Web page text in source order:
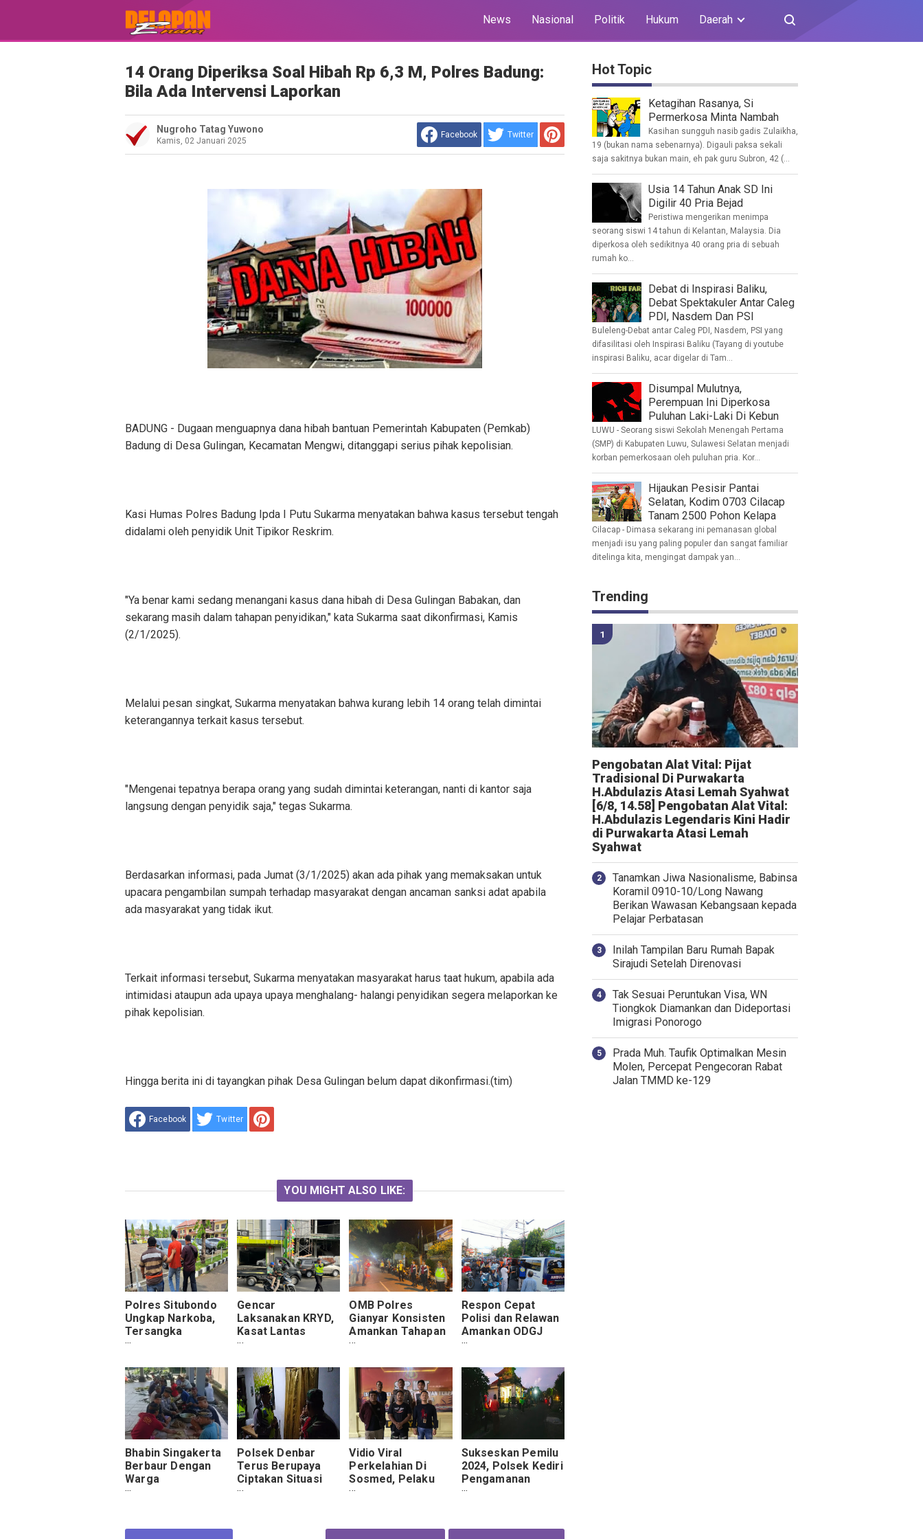
News Nasional Politik Hukum Daerah
14 Orang Diperiksa Soal Hibah Rp 6,3 M, Polres Badung:
Bila Ada Intervensi Laporkan
Nugroho Tatag Yuwono
Kamis, 02 Januari 2025
Facebook Twitter
BADUNG - Dugaan menguapnya dana hibah bantuan Pemerintah Kabupaten (Pemkab)
Badung di Desa Gulingan, Kecamatan Mengwi, ditanggapi serius pihak kepolisian.
Kasi Humas Polres Badung Ipda I Putu Sukarma menyatakan bahwa kasus tersebut tengah
didalami oleh penyidik Unit Tipikor Reskrim.
"Ya benar kami sedang menangani kasus dana hibah di Desa Gulingan Babakan, dan
sekarang masih dalam tahapan penyidikan," kata Sukarma saat dikonfirmasi, Kamis
(2/1/2025).
Melalui pesan singkat, Sukarma menyatakan bahwa kurang lebih 14 orang telah dimintai
keterangannya terkait kasus tersebut.
"Mengenai tepatnya berapa orang yang sudah dimintai keterangan, nanti di kantor saja
langsung dengan penyidik saja," tegas Sukarma.
Berdasarkan informasi, pada Jumat (3/1/2025) akan ada pihak yang memaksakan untuk
upacara pengambilan sumpah terhadap masyarakat dengan ancaman sanksi adat apabila
ada masyarakat yang tidak ikut.
Terkait informasi tersebut, Sukarma menyatakan masyarakat harus taat hukum, apabila ada
intimidasi ataupun ada upaya upaya menghalang- halangi penyidikan segera melaporkan ke
pihak kepolisian.
Hingga berita ini di tayangkan pihak Desa Gulingan belum dapat dikonfirmasi.(tim)
Facebook Twitter
YOU MIGHT ALSO LIKE:
Polres Situbondo
Ungkap Narkoba,
Tersangka
Pengedar dan
Berhasil
Diamankan
Gencar
Laksanakan KRYD,
Kasat Lantas
Kompol Dian :
Pelanggar Yang
Ditemukan
OMB Polres
Gianyar Konsisten
Amankan Tahapan
Pemilu 2024
Respon Cepat
Polisi dan Relawan
Amankan ODGJ
yang Acungkan
Besar Kota Malang
Bhabin Singakerta
Berbaur Dengan
Warga
Melaksanakan
Polsek Denbar
Terus Berupaya
Ciptakan Situasi
Kondusif Jelang
Vidio Viral
Perkelahian Di
Sosmed, Pelaku
Sudah Klarifikasi
Polres Badung
Sukseskan Pemilu
2024, Polsek Kediri
Pengamanan
Simakrama di
Hot Topic
Ketagihan Rasanya, Si
Permerkosa Minta Nambah
Kasihan sungguh nasib gadis Zulaikha,
19 (bukan nama sebenarnya). Digauli paksa sekali
saja sakitnya bukan main, eh pak guru Subron, 42 (...
Usia 14 Tahun Anak SD Ini
Digilir 40 Pria Bejad
Peristiwa mengerikan menimpa
seorang siswi 14 tahun di Kelantan, Malaysia. Dia
diperkosa oleh sedikitnya 40 orang pria di sebuah
rumah ko...
Debat di Inspirasi Baliku,
Debat Spektakuler Antar Caleg
PDI, Nasdem Dan PSI
Buleleng-Debat antar Caleg PDI, Nasdem, PSI yang
difasilitasi oleh Inspirasi Baliku (Tayang di youtube
inspirasi Baliku, acar digelar di Tam...
Disumpal Mulutnya,
Perempuan Ini Diperkosa
Puluhan Laki-Laki Di Kebun
LUWU - Seorang siswi Sekolah Menengah Pertama
(SMP) di Kabupaten Luwu, Sulawesi Selatan menjadi
korban pemerkosaan oleh puluhan pria. Kor...
Hijaukan Pesisir Pantai
Selatan, Kodim 0703 Cilacap
Tanam 2500 Pohon Kelapa
Cilacap - Dimasa sekarang ini pemanasan global
menjadi isu yang paling populer dan sangat familiar
ditelinga kita, mengingat dampak yan...
Trending
Pengobatan Alat Vital: Pijat
Tradisional Di Purwakarta
H.Abdulazis Atasi Lemah Syahwat
[6/8, 14.58] Pengobatan Alat Vital:
H.Abdulazis Legendaris Kini Hadir
di Purwakarta Atasi Lemah
Syahwat
Tanamkan Jiwa Nasionalisme, Babinsa
Koramil 0910-10/Long Nawang
Berikan Wawasan Kebangsaan kepada
Pelajar Perbatasan
Inilah Tampilan Baru Rumah Bapak
Sirajudi Setelah Direnovasi
Tak Sesuai Peruntukan Visa, WN
Tiongkok Diamankan dan Dideportasi
Imigrasi Ponorogo
Prada Muh. Taufik Optimalkan Mesin
Molen, Percepat Pengecoran Rabat
Jalan TMMD ke-129